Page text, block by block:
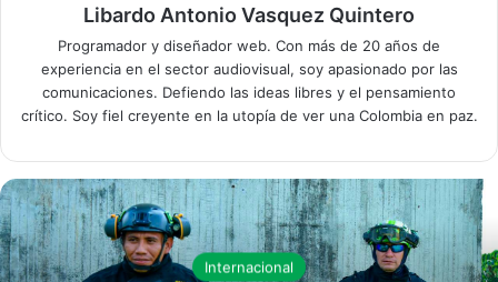
Libardo Antonio Vasquez Quintero
Programador y diseñador web. Con más de 20 años de
experiencia en el sector audiovisual, soy apasionado por las
comunicaciones. Defiendo las ideas libres y el pensamiento
crítico. Soy fiel creyente en la utopía de ver una Colombia en paz.
Internacional